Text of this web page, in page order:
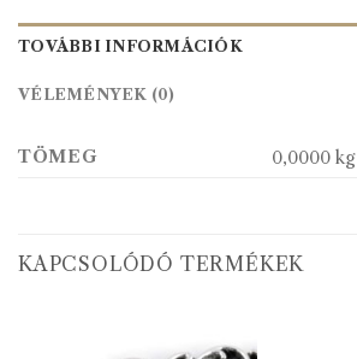
TOVÁBBI INFORMÁCIÓK
VÉLEMÉNYEK (0)
TÖMEG 0,0000 kg
KAPCSOLÓDÓ TERMÉKEK